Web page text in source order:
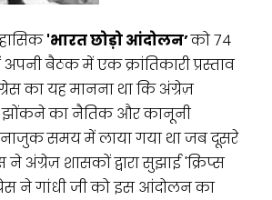
'भारत छोड़ो आंदोलन’को ७४
बैठक में एक क्रांतिकारी प्रस्ताव
का यह मानना था कि अंग्रेज़
झोंकने का नैतिक और कानूनी
नाजुक समय में लाया गया था जब दूसरे
अंग्रेज़ शासकों द्वारा सुझाई 'क्रिप्स
ने गांधी जी को इस आंदोलन का